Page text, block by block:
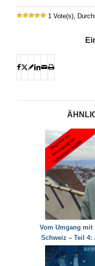
1 Vote(s),
Vom Umgang
Schweiz – Teil 4: